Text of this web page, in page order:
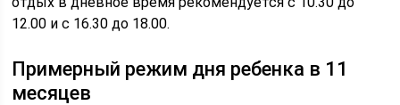
12.00 и с 16.30 до 18.00.
Примерный режим дня ребенка в 11
месяцев